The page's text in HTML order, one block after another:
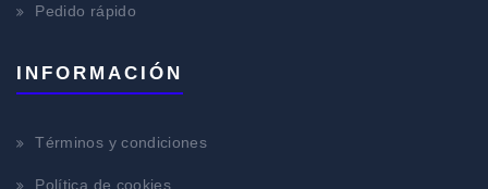
Pedido rápido
INFORMACIÓN
Términos y condiciones
Política de cookies